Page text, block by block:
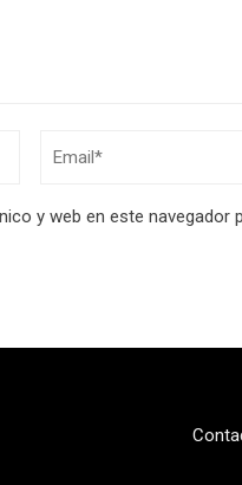
y web en este navegador